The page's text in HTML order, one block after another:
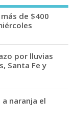
de $400
por lluvias
Santa Fe y
naranja el